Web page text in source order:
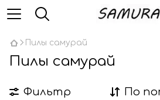
Пилы самурай
Пилы самурай
Фильтр По